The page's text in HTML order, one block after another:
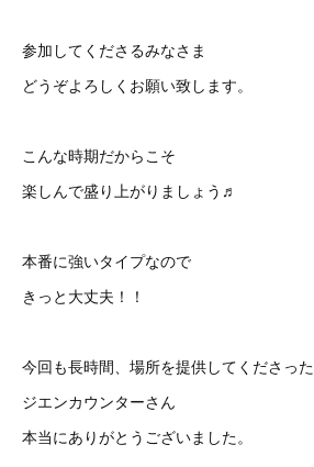
参加してくださるみなさま
どうぞよろしくお願い致します。
こんな時期だからこそ
楽しんで盛り上がりましょう♬
本番に強いタイプなので
きっと大丈夫！！
今回も長時間、場所を提供してくださった
ジエンカウンターさん
本当にありがとうございました。